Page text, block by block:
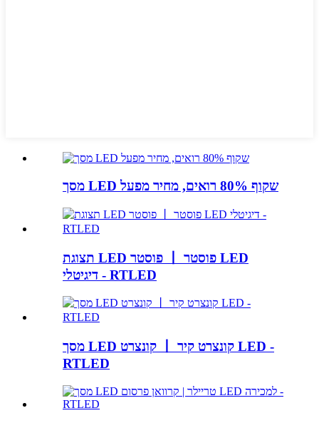
מסך LED שקוף 80% רואים, מחיר מפעל
תצוגת LED פוסטר 丨 פוסטר LED
דיגיטלי - RTLED
מסך LED קונצרט 丨 קונצרט קיר LED -
RTLED